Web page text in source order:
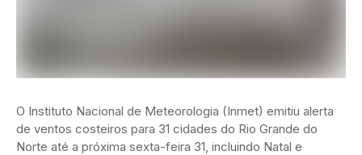
O Instituto Nacional de Meteorologia (Inmet) emitiu alerta
de ventos costeiros para 31 cidades do Rio Grande do
Norte até a próxima sexta-feira 31, incluindo Natal e